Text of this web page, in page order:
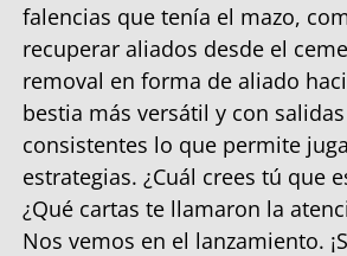
falencias que tenía el mazo,
recuperar aliados desde el
removal en forma de aliado
bestia más versátil y con
consistentes lo que permite
estrategias. ¿Cuál crees tú que
¿Qué cartas te llamaron la
Nos vemos en el lanzamiento.